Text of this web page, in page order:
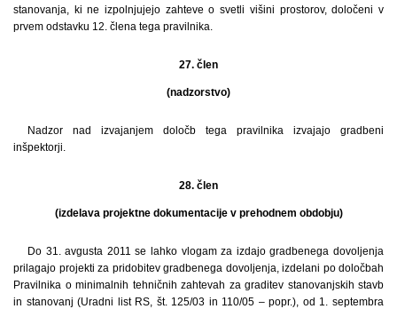
stanovanja, ki ne izpolnjujejo zahteve o svetli višini prostorov, določeni v
prvem odstavku 12. člena tega pravilnika.
27. člen
(nadzorstvo)
Nadzor nad izvajanjem določb tega pravilnika izvajajo gradbeni
inšpektorji.
28. člen
(izdelava projektne dokumentacije v prehodnem obdobju)
Do 31. avgusta 2011 se lahko vlogam za izdajo gradbenega dovoljenja
prilagajo projekti za pridobitev gradbenega dovoljenja, izdelani po določbah
Pravilnika o minimalnih tehničnih zahtevah za graditev stanovanjskih stavb
in stanovanj (Uradni list RS, št. 125/03 in 110/05 – popr.), od 1. septembra